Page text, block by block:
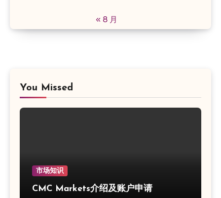
« 8 月
You Missed
市场知识
CMC Markets介绍及账户申请